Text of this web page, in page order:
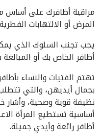
مراقبة أظافرك على أساس
المرض أو الالتهابات
يجب تجنب السلوك الذي
أظافر الخاص بك أو
تهتم الفتيات والنساء
بجمال أيديهن، والتي
نظيفة قوية وصحية، وأشار
أساسية تستطيع المرأة
أظافر رائعة وأيدي جميلة.